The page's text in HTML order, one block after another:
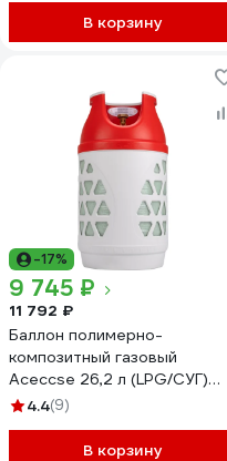
В корзину
-17%
9 745 ₽
11 792 ₽
Баллон полимерно-
композитный газовый
Aceccse 26,2 л (LPG/СУГ)
Composite ACE26.2RW
4.4(9)
В корзину